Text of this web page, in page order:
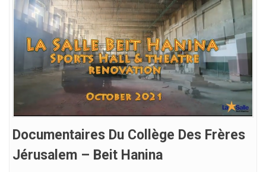
Documentaires Du Collège Des Frères
Jérusalem – Beit Hanina